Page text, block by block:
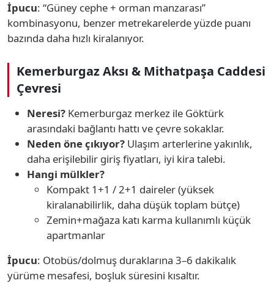
İpucu: “Güney cephe + orman manzarası”
kombinasyonu, benzer metrekarelerde yüzde puanı
bazında daha hızlı kiralanıyor.
Kemerburgaz Aksı & Mithatpaşa Caddesi
Çevresi
Neresi? Kemerburgaz merkez ile Göktürk
arasındaki bağlantı hattı ve çevre sokaklar.
Neden öne çıkıyor? Ulaşım arterlerine yakınlık,
daha erişilebilir giriş fiyatları, iyi kira talebi.
Hangi mülkler?
Kompakt 1+1 / 2+1 daireler (yüksek
kiralanabilirlik, daha düşük toplam bütçe)
Zemin+mağaza katı karma kullanımlı küçük
apartmanlar
İpucu: Otobüs/dolmuş duraklarına 3–6 dakikalık
yürüme mesafesi, boşluk süresini kısaltır.